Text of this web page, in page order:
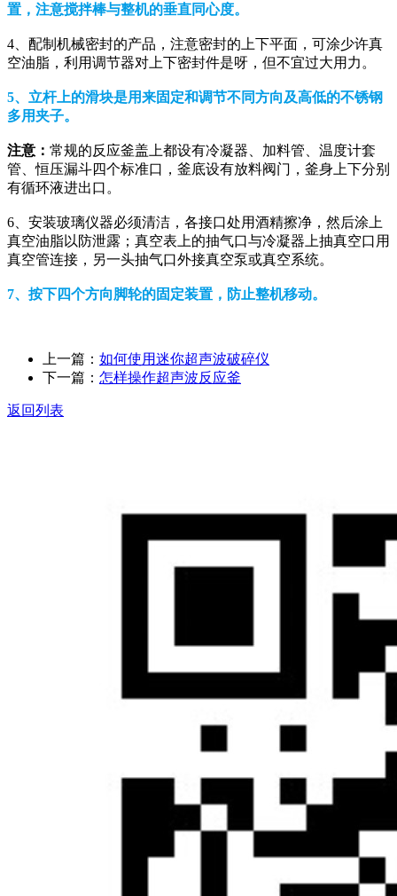
置，注意搅拌棒与整机的垂直同心度。
4、配制机械密封的产品，注意密封的上下平面，可涂少许真
空油脂，利用调节器对上下密封件是呀，但不宜过大用力。
5、立杆上的滑块是用来固定和调节不同方向及高低的不锈钢
多用夹子。
注意： 常规的反应釜盖上都设有冷凝器、加料管、温度计套
管、恒压漏斗四个标准口，釜底设有放料阀门，釜身上下分别
有循环液进出口。
6、安装玻璃仪器必须清洁，各接口处用酒精擦净，然后涂上
真空油脂以防泄露；真空表上的抽气口与冷凝器上抽真空口用
真空管连接，另一头抽气口外接真空泵或真空系统。
7、按下四个方向脚轮的固定装置，防止整机移动。
上一篇： 如何使用迷你超声波破碎仪
下一篇： 怎样操作超声波反应釜
返回列表